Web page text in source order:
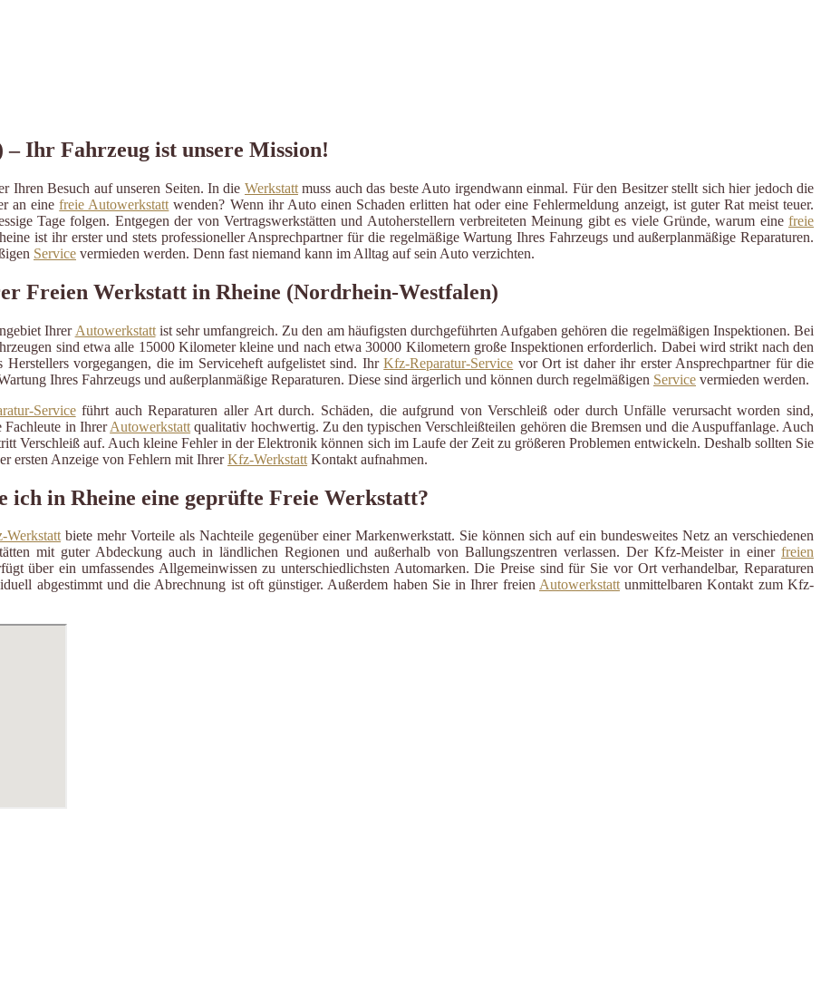
– Ihr Fahrzeug ist unsere Mission!
Ihren Besuch auf unseren Seiten. In die Werkstattmuss auch das beste Auto irgendwann einmal. Für den Besitzer stellt sich hier jedoch die
an einefreie Autowerkstatt wenden? Wenn ihr Auto einen Schaden erlitten hat oder eine Fehlermeldung anzeigt, ist guter Rat meist teuer.
Tage folgen. Entgegen der von Vertragswerkstätten und Autoherstellern verbreiteten Meinung gibt es viele Gründe, warum eine freie
ist ihr erster und stets professioneller Ansprechpartner für die regelmäßige Wartung Ihres Fahrzeugs und außerplanmäßige Reparaturen.
Service vermieden werden. Denn fast niemand kann im Alltag auf sein Auto verzichten.
Freien Werkstatt in Rheine (Nordrhein-Westfalen)
Ihrer Autowerkstattist sehr umfangreich. Zu den am häufigsten durchgeführten Aufgaben gehören die regelmäßigen Inspektionen. Bei
sind etwa alle 15000 Kilometer kleine und nach etwa 30000 Kilometern große Inspektionen erforderlich. Dabei wird strikt nach den
Herstellers vorgegangen, die im Serviceheft aufgelistet sind. IhrKfz-Reparatur-Service vor Ort ist daher ihr erster Ansprechpartner für die
Ihres Fahrzeugs und außerplanmäßige Reparaturen. Diese sind ärgerlich und können durch regelmäßigen Service vermieden werden.
Serviceführt auch Reparaturen aller Art durch. Schäden, die aufgrund von Verschleiß oder durch Unfälle verursacht worden sind,
Fachleute in IhrerAutowerkstatt qualitativ hochwertig. Zu den typischen Verschleißteilen gehören die Bremsen und die Auspuffanlage. Auch
Verschleiß auf. Auch kleine Fehler in der Elektronik können sich im Laufe der Zeit zu größeren Problemen entwickeln. Deshalb sollten Sie
ersten Anzeige von Fehlern mit IhrerKfz-Werkstatt Kontakt aufnahmen.
ich in Rheine eine geprüfte Freie Werkstatt?
Werkstattbiete mehr Vorteile als Nachteile gegenüber einer Markenwerkstatt. Sie können sich auf ein bundesweites Netz an verschiedenen
mit guter Abdeckung auch in ländlichen Regionen und außerhalb von Ballungszentren verlassen. Der Kfz-Meister in einer freien
über ein umfassendes Allgemeinwissen zu unterschiedlichsten Automarken. Die Preise sind für Sie vor Ort verhandelbar, Reparaturen
abgestimmt und die Abrechnung ist oft günstiger. Außerdem haben Sie in Ihrer freien Autowerkstattunmittelbaren Kontakt zum Kfz-